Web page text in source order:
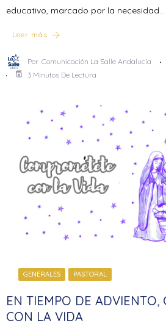
educativo, marcado por la necesidad…
Leer más
Por Comunicación La Salle Andalucía
3 Minutos De Lectura
GENERALES PASTORAL
EN TIEMPO DE ADVIENTO,
CON LA VIDA